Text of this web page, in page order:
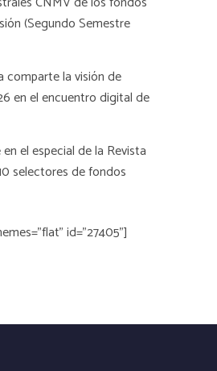
(Segundo Semestre
comparte la visión de
en el encuentro digital de
en el especial de la Revista
selectores de fondos
id="27405"]